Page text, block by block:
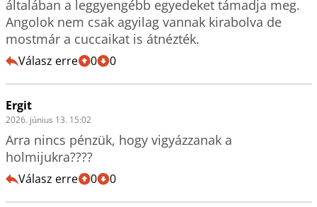
általában a leggyengébb egyedeket támadja meg.
Angolok nem csak agyilag vannak kirabolva de
mostmár a cuccaikat is átnézték.
Válasz erre 0 0
Ergit
2026. június 13. 15:02
Arra nincs pénzük, hogy vigyázzanak a
holmijukra????
Válasz erre 0 0